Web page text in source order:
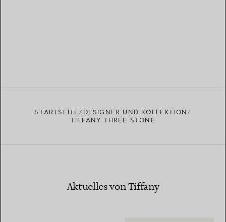
STARTSEITE
DESIGNER UND KOLLEKTION
TIFFANY THREE STONE
Aktuelles von Tiffany